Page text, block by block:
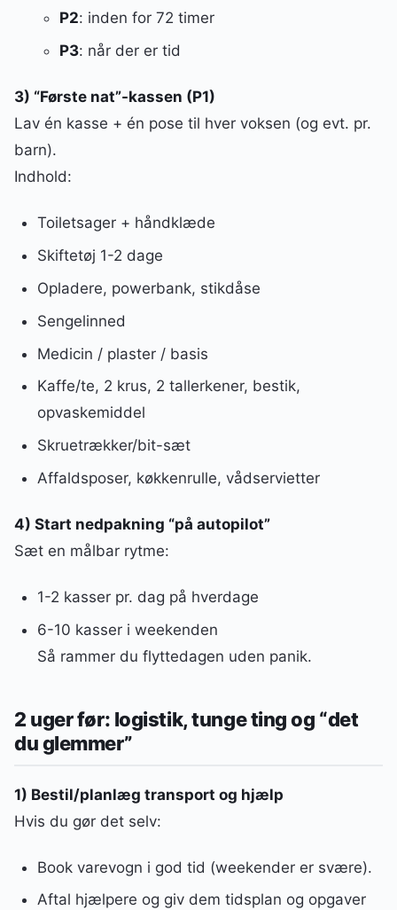
P2: inden for 72 timer
P3: når der er tid
3) “Første nat”-kassen (P1)
Lav én kasse + én pose til hver voksen (og evt. pr.
barn).
Indhold:
Toiletsager + håndklæde
Skiftetøj 1-2 dage
Opladere, powerbank, stikdåse
Sengelinned
Medicin / plaster / basis
Kaffe/te, 2 krus, 2 tallerkener, bestik,
opvaskemiddel
Skruetrækker/bit-sæt
Affaldsposer, køkkenrulle, vådservietter
4) Start nedpakning “på autopilot”
Sæt en målbar rytme:
1-2 kasser pr. dag på hverdage
6-10 kasser i weekenden
Så rammer du flyttedagen uden panik.
2 uger før: logistik, tunge ting og “det
du glemmer”
1) Bestil/planlæg transport og hjælp
Hvis du gør det selv:
Book varevogn i god tid (weekender er svære).
Aftal hjælpere og giv dem tidsplan og opgaver